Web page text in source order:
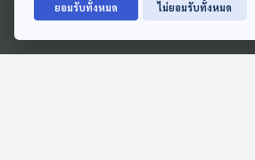
Ⓒ 2020 องค์การกระจายเสียงและแพร่ภาพสาธารณะแห่งประเทศไทย
ยอมรับทั้งหมด ไม่ยอมรับทั้งหมด